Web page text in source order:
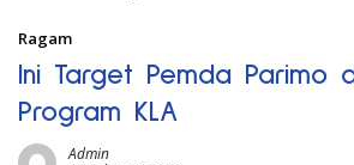
Ragam
Ini Target Pemda Parimo
Program KLA
Admin